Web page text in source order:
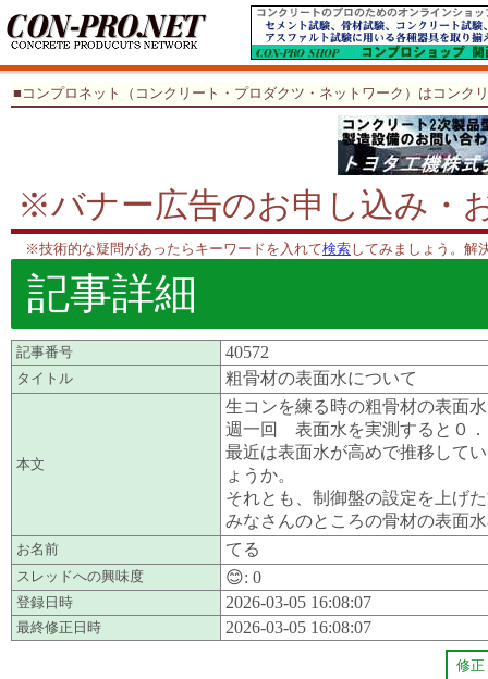
■コンプロネット（コンクリート・プロダクツ・ネットワーク）はコンク
※バナー広告のお申し込み・
※技術的な疑問があったらキーワードを入れて検索してみましょう。解
記事詳細
記事番号 40572
タイトル 粗骨材の表面水について
本文
生コンを練る時の粗骨材の表面
週一回 表面水を実測すると０
最近は表面水が高めで推移して
ょうか。
それとも、制御盤の設定を上げ
みなさんのところの骨材の表面
お名前 てる
スレッドへの興味度 😊: 0
登録日時 2026-03-05 16:08:07
最終修正日時 2026-03-05 16:08:07
修正